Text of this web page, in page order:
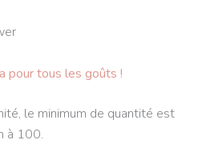
pour tous les goûts !
le minimum de quantité est
à 100.